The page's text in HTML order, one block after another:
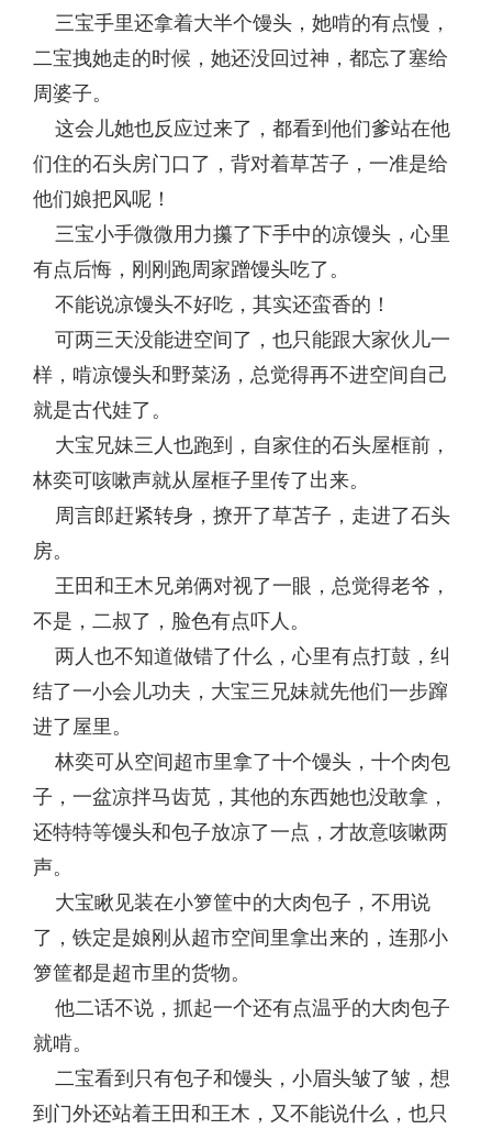
三宝手里还拿着大半个馒头，她啃的有点慢，
二宝拽她走的时候，她还没回过神，都忘了塞给
周婆子。
这会儿她也反应过来了，都看到他们爹站在他
们住的石头房门口了，背对着草苫子，一准是给
他们娘把风呢！
三宝小手微微用力攥了下手中的凉馒头，心里
有点后悔，刚刚跑周家蹭馒头吃了。
不能说凉馒头不好吃，其实还蛮香的！
可两三天没能进空间了，也只能跟大家伙儿一
样，啃凉馒头和野菜汤，总觉得再不进空间自己
就是古代娃了。
大宝兄妹三人也跑到，自家住的石头屋框前，
林奕可咳嗽声就从屋框子里传了出来。
周言郎赶紧转身，撩开了草苫子，走进了石头
房。
王田和王木兄弟俩对视了一眼，总觉得老爷，
不是，二叔了，脸色有点吓人。
两人也不知道做错了什么，心里有点打鼓，纠
结了一小会儿功夫，大宝三兄妹就先他们一步蹿
进了屋里。
林奕可从空间超市里拿了十个馒头，十个肉包
子，一盆凉拌马齿苋，其他的东西她也没敢拿，
还特特等馒头和包子放凉了一点，才故意咳嗽两
声。
大宝瞅见装在小箩筐中的大肉包子，不用说
了，铁定是娘刚从超市空间里拿出来的，连那小
箩筐都是超市里的货物。
他二话不说，抓起一个还有点温乎的大肉包子
就啃。
二宝看到只有包子和馒头，小眉头皱了皱，想
到门外还站着王田和王木，又不能说什么，也只